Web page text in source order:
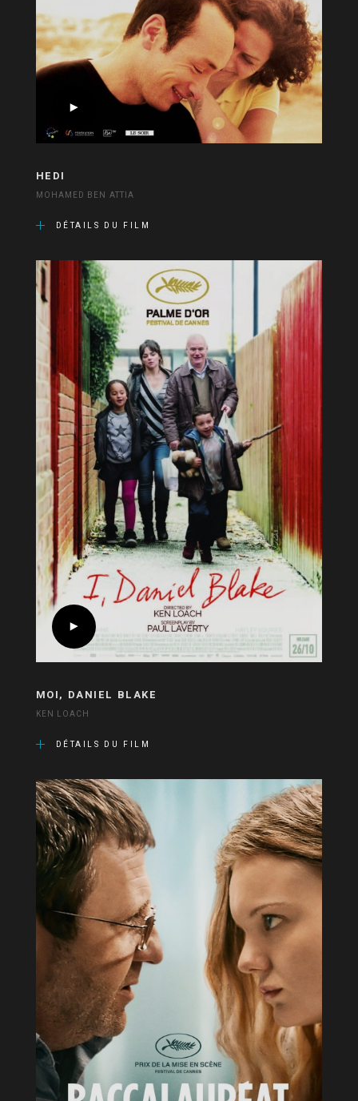
HEDI
MOHAMED BEN ATTIA
DÉTAILS DU FILM
MOI, DANIEL BLAKE
KEN LOACH
DÉTAILS DU FILM